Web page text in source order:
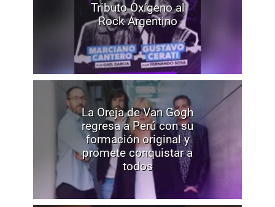
Tributo Oxígeno al
Rock Argentino
La Oreja de Van Gogh
regresa a Perú con su
formación original y
promete conquistar a
todos